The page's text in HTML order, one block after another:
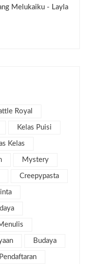
Melukaiku - Layla
Royal
Kelas Puisi
Kelas
Mystery
Creepypasta
Budaya